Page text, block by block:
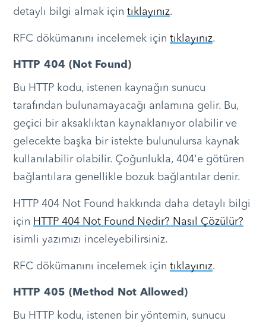
detaylı bilgi almak için tıklayınız.
RFC dökümanını incelemek için tıklayınız.
HTTP 404 (Not Found)
Bu HTTP kodu, istenen kaynağın sunucu
tarafından bulunamayacağı anlamına gelir. Bu,
geçici bir aksaklıktan kaynaklanıyor olabilir ve
gelecekte başka bir istekte bulunulursa kaynak
kullanılabilir olabilir. Çoğunlukla, 404'e götüren
bağlantılara genellikle bozuk bağlantılar denir.
HTTP 404 Not Found hakkında daha detaylı bilgi
için HTTP 404 Not Found Nedir? Nasıl Çözülür?
isimli yazımızı inceleyebilirsiniz.
RFC dökümanını incelemek için tıklayınız.
HTTP 405 (Method Not Allowed)
Bu HTTP kodu, istenen bir yöntemin, sunucu